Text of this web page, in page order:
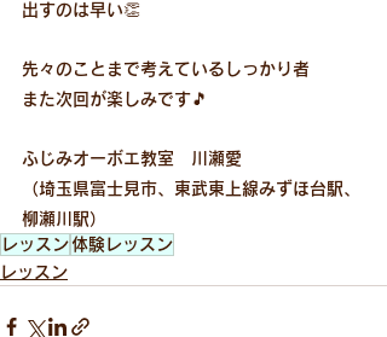
出すのは早い👏
先々のことまで考えているしっかり者
また次回が楽しみです🎵
ふじみオーボエ教室　川瀬愛
（埼玉県富士見市、東武東上線みずほ台駅、
柳瀬川駅）
レッスン体験レッスン
レッスン